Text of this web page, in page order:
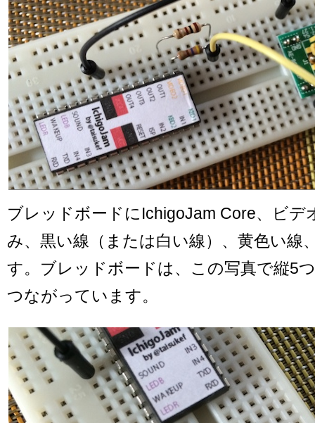
ブレッドボードにIchigoJam Core、ビデ
み、黒い線（または白い線）、黄色い線
す。ブレッドボードは、この写真で縦5
つながっています。